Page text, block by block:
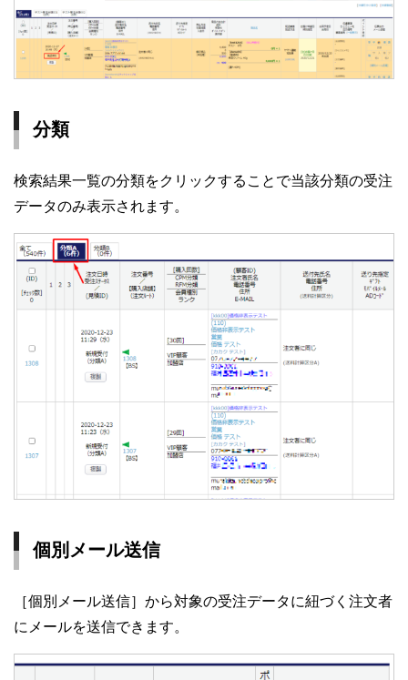
分類
検索結果一覧の分類をクリックすることで当該分類の受注
データのみ表示されます。
個別メール送信
［個別メール送信］から対象の受注データに紐づく注文者
にメールを送信できます。